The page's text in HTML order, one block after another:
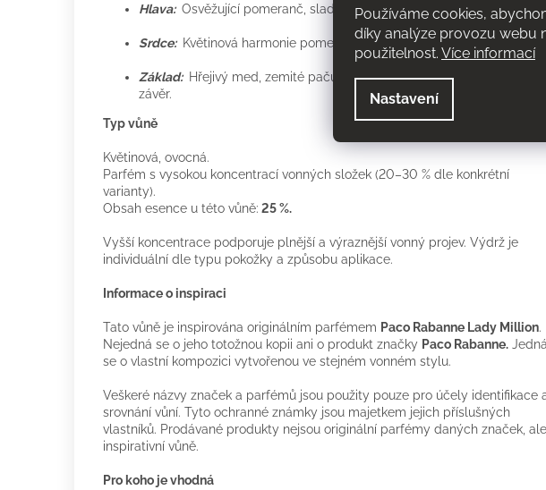
Používáme cookies,
díky analýze provozu webu
použitelnost. Více informací
Nastavení
Hlava: Osvěžující pomeranč, sladká malina a jiskřivý neroli.
Srdce: Květinová harmonie pomerančového květu, jasmínu a
Základ: Hřejivý med, zemité pačuli a sladké tóny pro
závěr.
Typ vůně
Květinová, ovocná.
Parfém s vysokou koncentrací vonných složek (20–30 % dle konkrétní
varianty).
Obsah esence u této vůně: 25 %.
Vyšší koncentrace podporuje plnější a výraznější vonný projev. Výdrž je
individuální dle typu pokožky a způsobu aplikace.
Informace o inspiraci
Tato vůně je inspirována originálním parfémem Paco Rabanne Lady Million.
Nejedná se o jeho totožnou kopii ani o produkt značky Paco Rabanne. Jedná
se o vlastní kompozici vytvořenou ve stejném vonném stylu.
Veškeré názvy značek a parfémů jsou použity pouze pro účely identifikace
srovnání vůní. Tyto ochranné známky jsou majetkem jejich příslušných
vlastníků. Prodávané produkty nejsou originální parfémy daných značek, ale
inspirativní vůně.
Pro koho je vhodná